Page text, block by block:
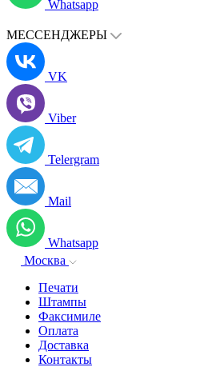
Whatsapp
МЕССЕНДЖЕРЫ
VK
Viber
Telergram
Mail
Whatsapp
Москва
Печати
Штампы
Факсимиле
Оплата
Доставка
Контакты